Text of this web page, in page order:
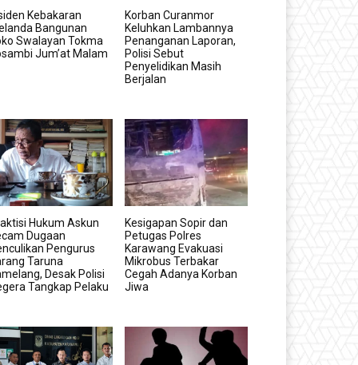
Kebakaran
Bangunan
Swalayan Tokma
Jum’at Malam
Korban Curanmor
Keluhkan Lambannya
Penanganan Laporan,
Polisi Sebut
Penyelidikan Masih
Berjalan
Hukum Askun
Dugaan
Pengurus
Taruna
Desak Polisi
Tangkap Pelaku
Kesigapan Sopir dan
Petugas Polres
Karawang Evakuasi
Mikrobus Terbakar
Cegah Adanya Korban
Jiwa